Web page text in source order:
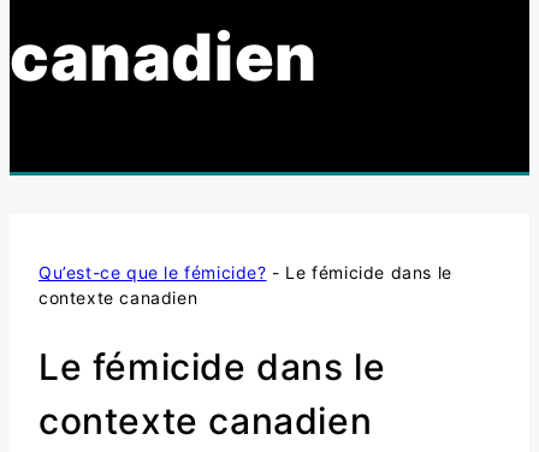
canadien
Qu’est-ce que le fémicide? - Le fémicide dans le
contexte canadien
Le fémicide dans le
contexte canadien